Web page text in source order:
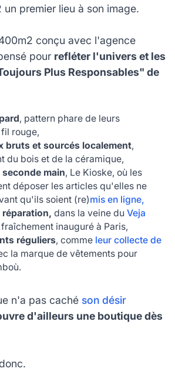
premier lieu à son image.
conçu avec l'agence
pour refléter l'univers et les
Plus Responsables" de
, pattern phare de leurs
rouge,
bruts et sourcés localement,
du bois et de la céramique,
seconde main, Le Kioske, où les
déposer les articles qu'elles ne
qu'ils soient (re)mis en ligne,
réparation,dans la veine duVeja
fraîchement inauguré à Paris,
réguliers, comme leur collecte de
la marque de vêtements pour
n'a pas caché son désir
d'ailleurs une boutique dès